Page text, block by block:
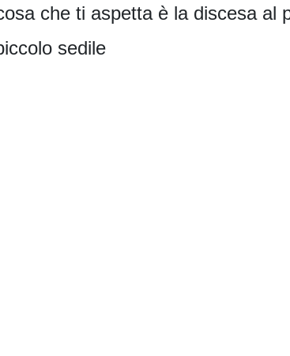
che ti aspetta è la discesa al
sedile